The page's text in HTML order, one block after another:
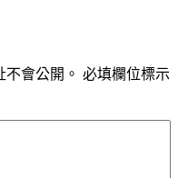
會公開。 必填欄位標示